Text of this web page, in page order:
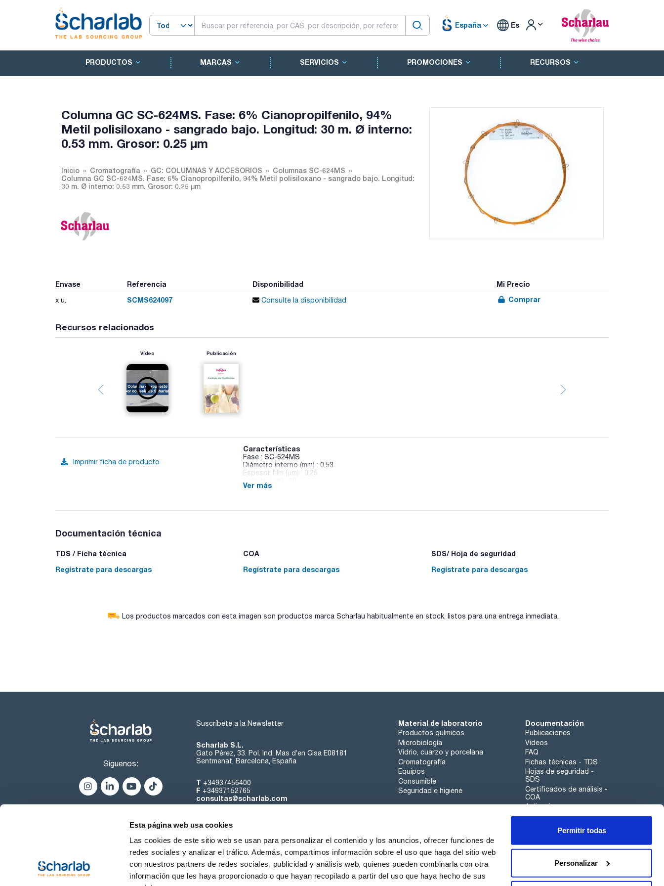
Esta página web usa cookies
Las cookies de este sitio web se usan para personalizar el contenido y los anuncios, ofrecer funciones de
redes sociales y analizar el tráfico. Además, compartimos información sobre el uso que haga del sitio web
con nuestros partners de redes sociales, publicidad y análisis web, quienes pueden combinarla con otra
información que les haya proporcionado o que hayan recopilado a partir del uso que haya hecho de sus
Permitir todas
Personalizar
España Es
PRODUCTOS MARCAS SERVICIOS PROMOCIONES RECURSOS
Columna GC SC-624MS. Fase: 6% Cianopropilfenilo, 94%
Metil polisiloxano - sangrado bajo. Longitud: 30 m. Ø interno:
0.53 mm. Grosor: 0.25 µm
Inicio Cromatografía GC: COLUMNAS Y ACCESORIOS
Columnas SC-624MS
Columna GC SC-624MS. Fase: 6% Cianopropilfenilo, 94% Metil polisiloxano - sangrado bajo. Longitud:
30 m. Ø interno: 0.53 mm. Grosor: 0.25 µm
Envase Referencia Disponibilidad Mi Precio
x u. SCMS624097 Consulte la disponibilidad Comprar
Recursos relacionados
Vídeo Publicación
Imprimir ficha de producto
Características
Fase : SC-624MS
Diámetro interno (mm) : 0,53
Espesor film (µm) : 0,25
Pack (u.) : 1
- Fase estacionaria de polaridad media
Ver más
Documentación técnica
TDS / Ficha técnica
Regístrate para descargas
COA
Regístrate para descargas
SDS/ Hoja de seguridad
Regístrate para descargas
Los productos marcados con esta imagen son productos marca Scharlau habitualmente en stock, listos para una entrega inmediata.
Síguenos:
Suscríbete a la Newsletter
Scharlab S.L.
Gato Pérez, 33. Pol. Ind. Mas d’en Cisa E08181
Sentmenat, Barcelona, España
T +34937456400
F +34937152765
consultas@scharlab.com
Material de laboratorio
Productos químicos
Microbiología
Vidrio, cuarzo y porcelana
Cromatografía
Equipos
Consumible
Seguridad e higiene
Documentación
Publicaciones
Videos
FAQ
Fichas técnicas - TDS
Hojas de seguridad -
SDS
Certificados de análisis -
COA
Aplicaciones
Tabla Periódica
Canal de denuncias
Sobre nosotros Contacta Noticias Trabaja con nosotros